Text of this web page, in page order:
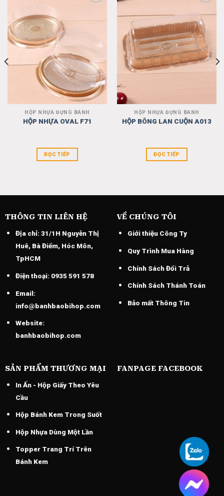
HỘP NHỰA ĐỰNG BÁNH
HỘP NHỰA OVAL F71
ĐỌC TIẾP
to
wishlist
HỘP NHỰA ĐỰNG BÁNH
HỘP BÔNG LAN CUỘN A013
ĐỌC TIẾP
THÔNG TIN LIÊN HỆ
Địa chỉ:31/1H Nguyễn Thị
Huê, Bà Điểm, Hóc Môn,
TpHCM
Điện thoại:0935 591 578
Email:
info@banhbaobihop.com
Website:
banhbaobihop.com
VỀ CHÚNG TÔI
Giới thiệu Công Ty
Quy Trình Mua Hàng
Chính Sách Đổi Trả
Chính Sách Thánh Toán
Bảo mất Thông Tin
SẢN PHẨM THƯƠNG MẠI
In Ấn - Hộp Giấy Theo Yêu
Cầu
Hộp Bánh Kem Trong Suốt
Hộp Nhựa Dùng Một Lần
Topper Trang Trí Trên
Bánh Kem
FANPAGE FACEBOOK